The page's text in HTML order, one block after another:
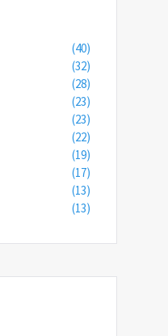
(40)
(32)
(28)
(23)
(23)
(22)
(19)
(17)
(13)
(13)